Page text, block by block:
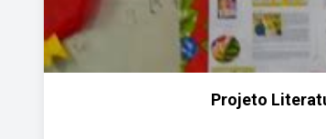
Projeto